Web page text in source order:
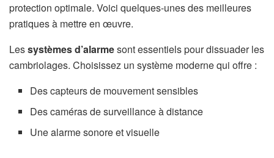
protection optimale. Voici quelques-unes des meilleures
pratiques à mettre en œuvre.
Lessystèmes d’alarmesont essentiels pour dissuader les
cambriolages. Choisissez un système moderne qui offre :
Des capteurs de mouvement sensibles
Des caméras de surveillance à distance
Une alarme sonore et visuelle